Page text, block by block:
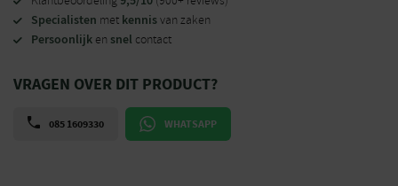
Specialisten met kennisvan zaken
Persoonlijk en snel contact
VRAGEN OVER DIT PRODUCT?
085 1609330 WHATSAPP